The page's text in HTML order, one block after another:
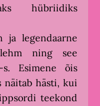
hübriidiks
ja legendaarne
ning see
s. Esimene õis
näitab hästi, kui
teekond